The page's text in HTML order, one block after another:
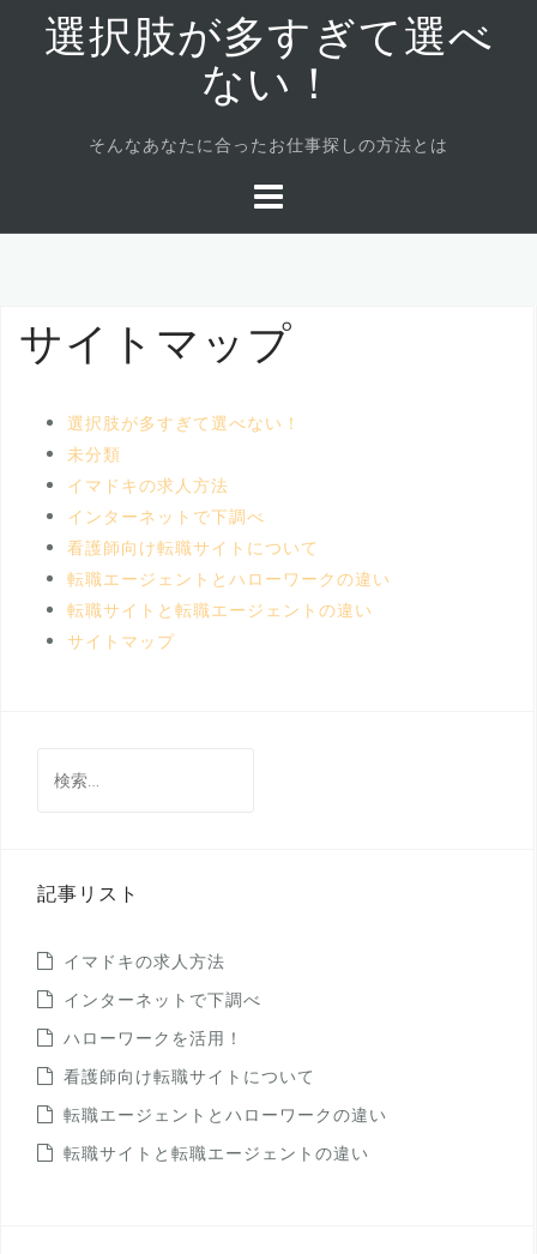
キ
選択肢が多すぎて選べ
ない！
そんなあなたに合ったお仕事探しの方法とは
サイトマップ
選択肢が多すぎて選べない！
未分類
イマドキの求人方法
インターネットで下調べ
看護師向け転職サイトについて
転職エージェントとハローワークの違い
転職サイトと転職エージェントの違い
サイトマップ
索:
記事リスト
イマドキの求人方法
インターネットで下調べ
ハローワークを活用！
看護師向け転職サイトについて
転職エージェントとハローワークの違い
転職サイトと転職エージェントの違い